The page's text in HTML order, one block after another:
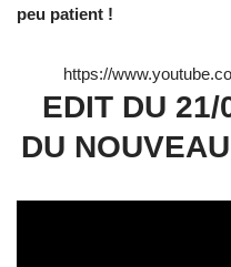
peu patient !
https://
EDIT DU
DU